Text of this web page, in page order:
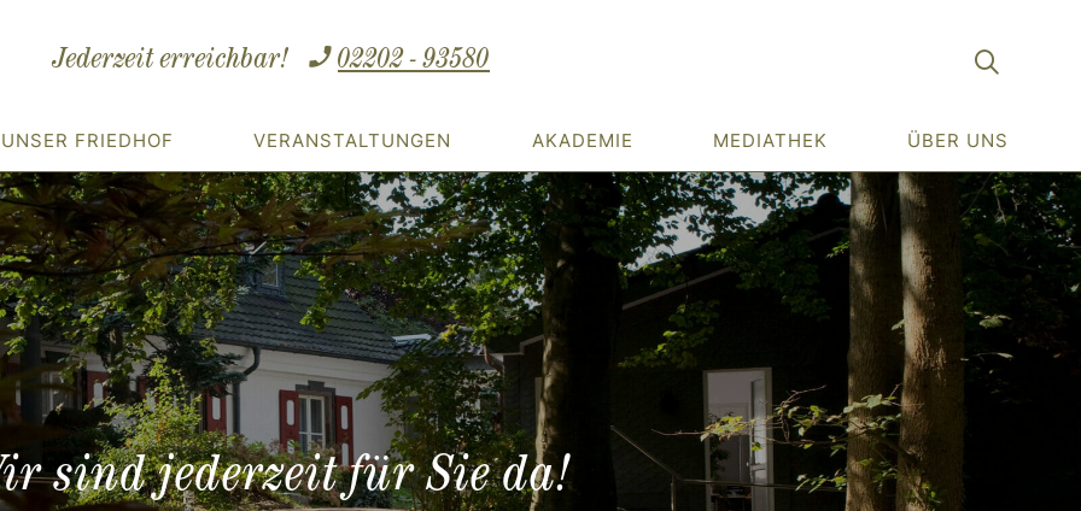
Jederzeit erreichbar! 02202 - 93580
UNSER FRIEDHOF VERANSTALTUNGEN AKADEMIE MEDIATHEK ÜBER UNS
sind jederzeit für Sie da!